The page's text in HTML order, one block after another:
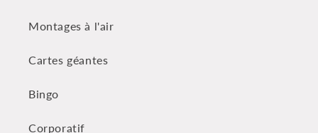
Montages à l'air
Cartes géantes
Bingo
Corporatif